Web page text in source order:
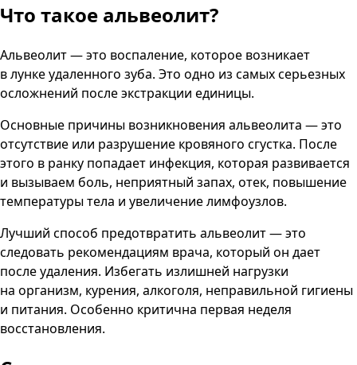
Что такое альвеолит?
Альвеолит — это воспаление, которое возникает
в лунке удаленного зуба. Это одно из самых серьезных
осложнений после экстракции единицы.
Основные причины возникновения альвеолита — это
отсутствие или разрушение кровяного сгустка. После
этого в ранку попадает инфекция, которая развивается
и вызываем боль, неприятный запах, отек, повышение
температуры тела и увеличение лимфоузлов.
Лучший способ предотвратить альвеолит — это
следовать рекомендациям врача, который он дает
после удаления. Избегать излишней нагрузки
на организм, курения, алкоголя, неправильной гигиены
и питания. Особенно критична первая неделя
восстановления.